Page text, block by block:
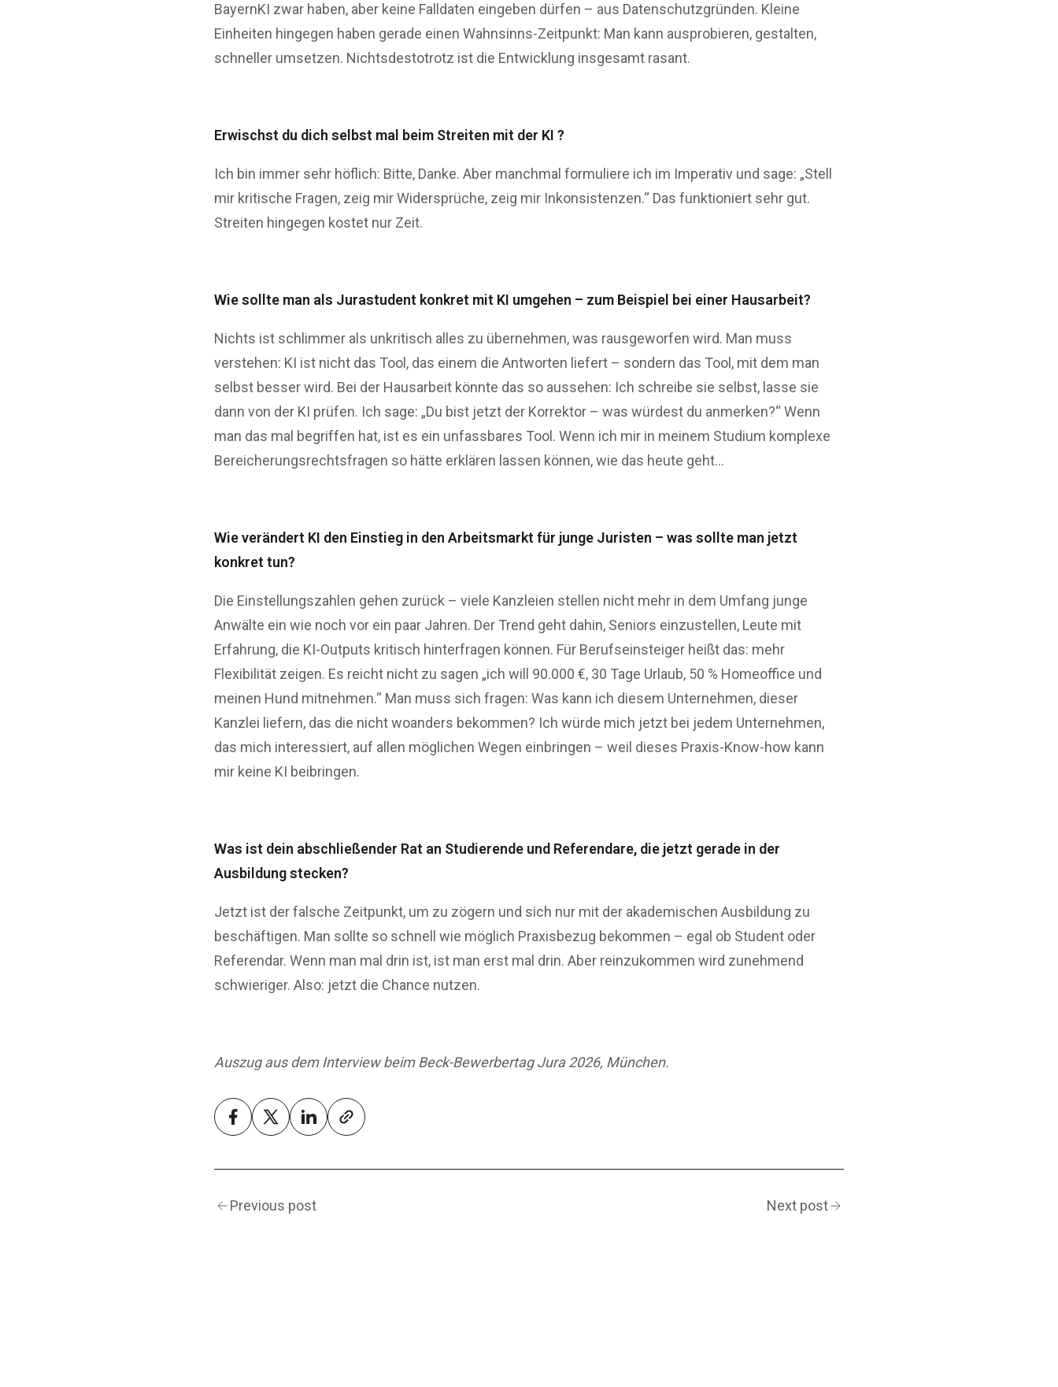
BayernKI zwar haben, aber keine Falldaten eingeben dürfen – aus Datenschutzgründen. Kleine
Einheiten hingegen haben gerade einen Wahnsinns-Zeitpunkt: Man kann ausprobieren, gestalten,
schneller umsetzen. Nichtsdestotrotz ist die Entwicklung insgesamt rasant.
Erwischst du dich selbst mal beim Streiten mit der KI ?
Ich bin immer sehr höflich: Bitte, Danke. Aber manchmal formuliere ich im Imperativ und sage: „Stell
mir kritische Fragen, zeig mir Widersprüche, zeig mir Inkonsistenzen.“ Das funktioniert sehr gut.
Streiten hingegen kostet nur Zeit.
Wie sollte man als Jurastudent konkret mit KI umgehen – zum Beispiel bei einer Hausarbeit?
Nichts ist schlimmer als unkritisch alles zu übernehmen, was rausgeworfen wird. Man muss
verstehen: KI ist nicht das Tool, das einem die Antworten liefert – sondern das Tool, mit dem man
selbst besser wird. Bei der Hausarbeit könnte das so aussehen: Ich schreibe sie selbst, lasse sie
dann von der KI prüfen. Ich sage: „Du bist jetzt der Korrektor – was würdest du anmerken?“ Wenn
man das mal begriffen hat, ist es ein unfassbares Tool. Wenn ich mir in meinem Studium komplexe
Bereicherungsrechtsfragen so hätte erklären lassen können, wie das heute geht…
Wie verändert KI den Einstieg in den Arbeitsmarkt für junge Juristen – was sollte man jetzt
konkret tun?
Die Einstellungszahlen gehen zurück – viele Kanzleien stellen nicht mehr in dem Umfang junge
Anwälte ein wie noch vor ein paar Jahren. Der Trend geht dahin, Seniors einzustellen, Leute mit
Erfahrung, die KI-Outputs kritisch hinterfragen können. Für Berufseinsteiger heißt das: mehr
Flexibilität zeigen. Es reicht nicht zu sagen „ich will 90.000 €, 30 Tage Urlaub, 50 % Homeoffice und
meinen Hund mitnehmen.“ Man muss sich fragen: Was kann ich diesem Unternehmen, dieser
Kanzlei liefern, das die nicht woanders bekommen? Ich würde mich jetzt bei jedem Unternehmen,
das mich interessiert, auf allen möglichen Wegen einbringen – weil dieses Praxis-Know-how kann
mir keine KI beibringen.
Was ist dein abschließender Rat an Studierende und Referendare, die jetzt gerade in der
Ausbildung stecken?
Jetzt ist der falsche Zeitpunkt, um zu zögern und sich nur mit der akademischen Ausbildung zu
beschäftigen. Man sollte so schnell wie möglich Praxisbezug bekommen – egal ob Student oder
Referendar. Wenn man mal drin ist, ist man erst mal drin. Aber reinzukommen wird zunehmend
schwieriger. Also: jetzt die Chance nutzen.
Auszug aus dem Interview beim Beck-Bewerbertag Jura 2026, München.
Previous post Next post